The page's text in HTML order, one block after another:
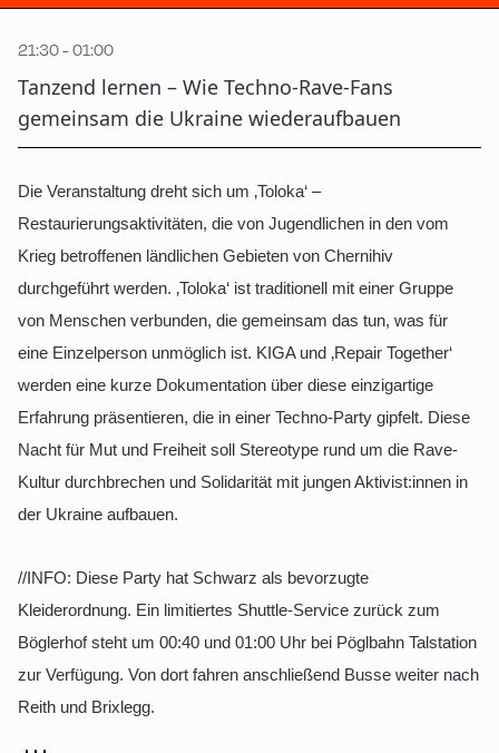
21:30 - 01:00
Tanzend lernen – Wie Techno-Rave-Fans
gemeinsam die Ukraine wiederaufbauen
Die Veranstaltung dreht sich um ‚Toloka‘ –
Restaurierungsaktivitäten, die von Jugendlichen in den vom
Krieg betroffenen ländlichen Gebieten von Chernihiv
durchgeführt werden. ‚Toloka‘ ist traditionell mit einer Gruppe
von Menschen verbunden, die gemeinsam das tun, was für
eine Einzelperson unmöglich ist. KIGA und ‚Repair Together‘
werden eine kurze Dokumentation über diese einzigartige
Erfahrung präsentieren, die in einer Techno-Party gipfelt. Diese
Nacht für Mut und Freiheit soll Stereotype rund um die Rave-
Kultur durchbrechen und Solidarität mit jungen Aktivist:innen in
der Ukraine aufbauen.
//INFO: Diese Party hat Schwarz als bevorzugte
Kleiderordnung. Ein limitiertes Shuttle-Service zurück zum
Böglerhof steht um 00:40 und 01:00 Uhr bei Pöglbahn Talstation
zur Verfügung. Von dort fahren anschließend Busse weiter nach
Reith und Brixlegg.